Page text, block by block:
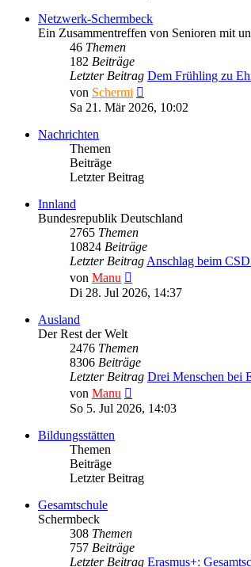
Netzwerk-Schermbeck
Ein Zusammentreffen von Senioren mit
46 Themen
182 Beiträge
Letzter Beitrag Dem Frühling zu
von Schermi
Beitrag
Sa 21. Mär 2026, 10:02
Nachrichten
Themen
Beiträge
Letzter Beitrag
Innland
Bundesrepublik Deutschland
2765 Themen
10824 Beiträge
Letzter Beitrag Anschlag beim
von Manu
Beitrag
Di 28. Jul 2026, 14:37
Ausland
Der Rest der Welt
2476 Themen
8306 Beiträge
Letzter Beitrag Drei Menschen bei
von Manu
Beitrag
So 5. Jul 2026, 14:03
Bildungsstätten
Themen
Beiträge
Letzter Beitrag
Gesamtschule
Schermbeck
308 Themen
757 Beiträge
Letzter Beitrag Erasmus+: